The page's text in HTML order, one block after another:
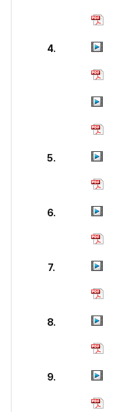
4.
5.
6.
7.
8.
9.